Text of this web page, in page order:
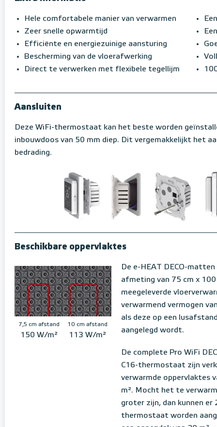
Hele comfortabele manier van verwarmen
Zeer snelle opwarmtijd
Efficiënte en energiezuinige aansturing
Bescherming van de vloerafwerking
Direct te verwerken met flexibele tegellijm
Aansluiten
Deze WiFi-thermostaat kan het beste worden
inbouwdoos van 50 mm diep. Dit vergemakkelijkt het
bedrading.
Beschikbare oppervlaktes
7,5 cm afstand
150 W/m²
10 cm afstand
113 W/m²
De e-HEAT DECO-matten
afmeting van 75 cm x
meegeleverde
verwarmend vermogen
als deze op een
aangelegd wordt.
De complete Pro WiFi
C16-thermostaat zijn
verwarmde oppervlaktes
m². Mocht het te
groter zijn, dan kunnen er
thermostaat worden